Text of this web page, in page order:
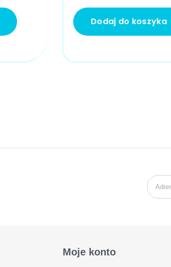
Dodaj do koszyka
Moje konto